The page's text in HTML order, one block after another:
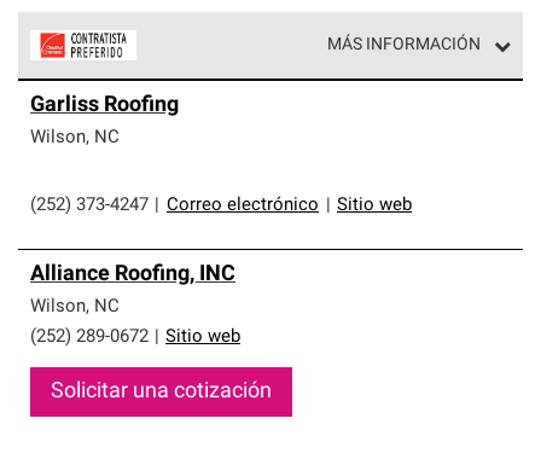
MÁS INFORMACIÓN
parte de una red exclusiva de profesionales de techos
que cumplen con altos estándares y requisitos estrictos
Garliss Roofing
Wilson, NC
(252) 373-4247 Correo electrónico Sitio web
Alliance Roofing, INC
Wilson, NC
(252) 289-0672
Sitio web
Solicitar una cotización